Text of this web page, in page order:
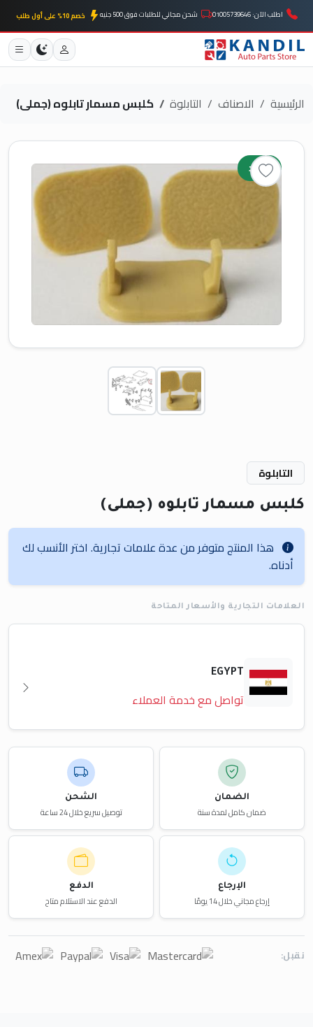
اطلب الآن: 01005739646 شحن مجاني للطلبات فوق 500 جنيه خصم 10% على أول طلب
الرئيسية الاصناف التابلوة كلبس مسمار تابلوه (جملى)
جديد
التابلوة
كلبس مسمار تابلوه (جملى)
هذا المنتج متوفر من عدة علامات تجارية. اختر الأنسب لك
أدناه.
العلامات التجارية والأسعار المتاحة
EGYPT
تواصل مع خدمة العملاء
الضمان
ضمان كامل لمدة سنة
الشحن
توصيل سريع خلال 24 ساعة
الإرجاع
إرجاع مجاني خلال 14 يومًا
الدفع
الدفع عند الاستلام متاح
نقبل: